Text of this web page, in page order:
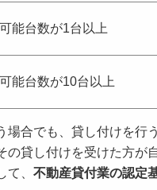
能台数が1台以上
能台数が10台以上
合でも、貸し付けを行
貸し付けを受けた方が
、 不動産貸付業の認定